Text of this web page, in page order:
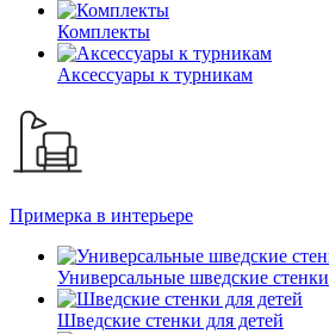
Комплекты
Аксессуары к турникам
Примерка в интерьере
Универсальные шведские стенки
Шведские стенки для детей